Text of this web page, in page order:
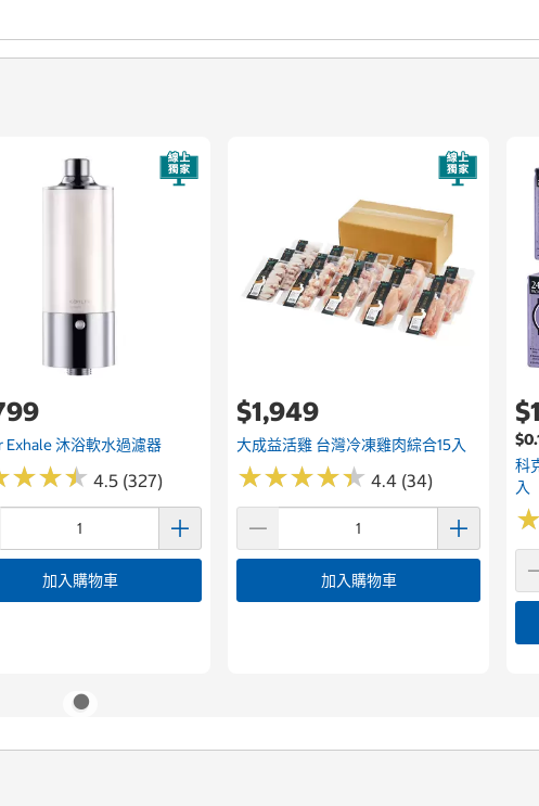
Exhale 沐浴軟水過濾器
★★★
★★★ 4.5 (327)
加入購物車
$1,949
大成益活雞 台灣冷凍雞肉綜合15入
★★★★★
★★★★★ 4.4 (34)
加入購物車
科
入
★
★